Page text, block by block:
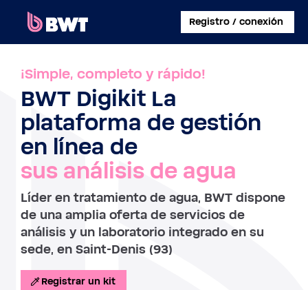
Registro / conexión
CONECTARSE A
CREAR UNA CUENTA DE USUARIO
REGISTRAR UN KIT SIN CUENTA
SOBRE BWT
CONTACTAR
¡Simple, completo y rápido!
BWT Digikit La
plataforma de gestión
en línea de
sus análisis de agua
Líder en tratamiento de agua, BWT dispone
de una amplia oferta de servicios de
análisis y un laboratorio integrado en su
sede, en Saint-Denis (93)
Registrar un kit